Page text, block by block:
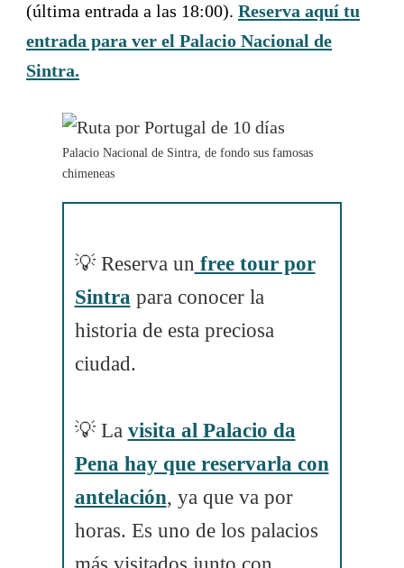
(última entrada a las 18:00). Reserva aquí tu
entrada para ver el Palacio Nacional de
Sintra.
Palacio Nacional de Sintra, de fondo sus famosas
chimeneas
💡 Reserva un free tour por
Sintrapara conocer la
historia de esta preciosa
ciudad.
💡 La visita al Palacio da
Pena hay que reservarla con
antelación, ya que va por
horas. Es uno de los palacios